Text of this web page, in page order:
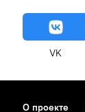
VK
О проекте